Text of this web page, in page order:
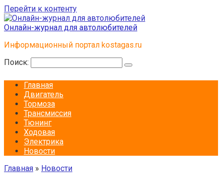
Перейти к контенту
Онлайн-журнал для автолюбителей
Информационный портал kostagas.ru
Поиск:
Главная
Двигатель
Тормоза
Трансмиссия
Тюнинг
Ходовая
Электрика
Новости
Главная » Новости